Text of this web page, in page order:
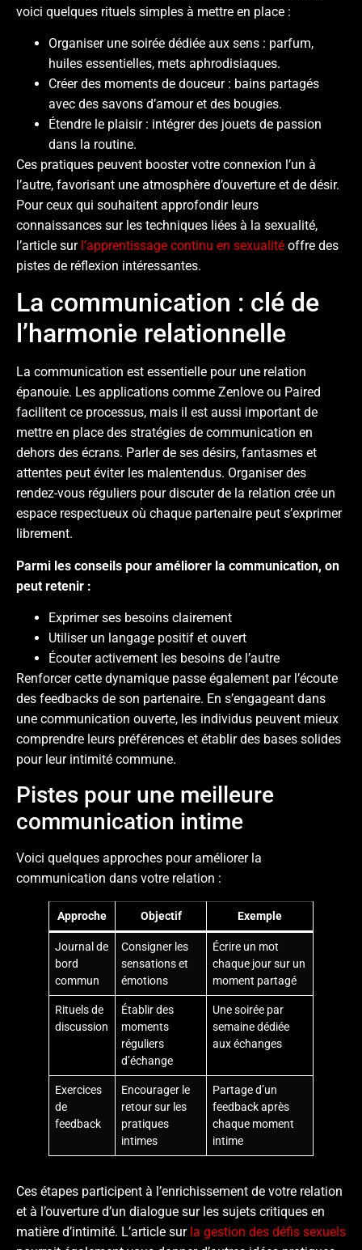
voici quelques rituels simples à mettre en place :
Organiser une soirée dédiée aux sens : parfum,
huiles essentielles, mets aphrodisiaques.
Créer des moments de douceur : bains partagés
avec des savons d’amour et des bougies.
Étendre le plaisir : intégrer des jouets de passion
dans la routine.
Ces pratiques peuvent booster votre connexion l’un à
l’autre, favorisant une atmosphère d’ouverture et de désir.
Pour ceux qui souhaitent approfondir leurs
connaissances sur les techniques liées à la sexualité,
l’article sur l’apprentissage continu en sexualité offre des
pistes de réflexion intéressantes.
La communication : clé de
l’harmonie relationnelle
La communication est essentielle pour une relation
épanouie. Les applications comme Zenlove ou Paired
facilitent ce processus, mais il est aussi important de
mettre en place des stratégies de communication en
dehors des écrans. Parler de ses désirs, fantasmes et
attentes peut éviter les malentendus. Organiser des
rendez-vous réguliers pour discuter de la relation crée un
espace respectueux où chaque partenaire peut s’exprimer
librement.
Parmi les conseils pour améliorer la communication, on
peut retenir :
Exprimer ses besoins clairement
Utiliser un langage positif et ouvert
Écouter activement les besoins de l’autre
Renforcer cette dynamique passe également par l’écoute
des feedbacks de son partenaire. En s’engageant dans
une communication ouverte, les individus peuvent mieux
comprendre leurs préférences et établir des bases solides
pour leur intimité commune.
Pistes pour une meilleure
communication intime
Voici quelques approches pour améliorer la
communication dans votre relation :
Approche Objectif Exemple
Journal de
bord
commun
Consigner les
sensations et
émotions
Écrire un mot
chaque jour sur un
moment partagé
Rituels de
discussion
Établir des
moments
réguliers
d’échange
Une soirée par
semaine dédiée
aux échanges
Exercices
de
feedback
Encourager le
retour sur les
pratiques
intimes
Partage d’un
feedback après
chaque moment
intime
Ces étapes participent à l’enrichissement de votre relation
et à l’ouverture d’un dialogue sur les sujets critiques en
matière d’intimité. L’article sur la gestion des défis sexuels